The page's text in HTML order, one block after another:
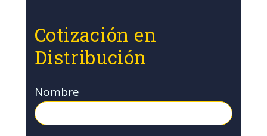
Cotización en
Distribución
Nombre